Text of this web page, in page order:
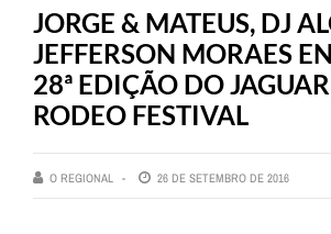
JORGE & MATEUS, DJ
JEFFERSON MORAES
28ª EDIÇÃO DO
RODEO FESTIVAL
O REGIONAL 26 DE SETEMBRO DE 2016